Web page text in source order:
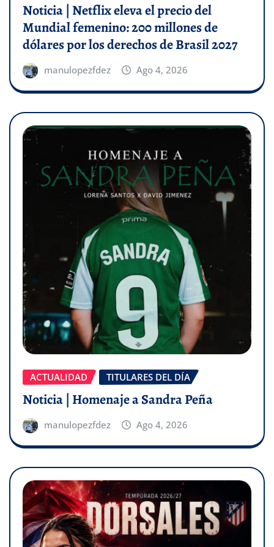
Noticia | Netflix eleva el precio del
Mundial femenino: 200 millones de
dólares por los derechos de Brasil 2027
manulopezfdez Ago 4, 2026
ACTUALIDAD TITULARES DEL DÍA
Noticia | Homenaje a Sandra Peña
manulopezfdez Ago 4, 2026